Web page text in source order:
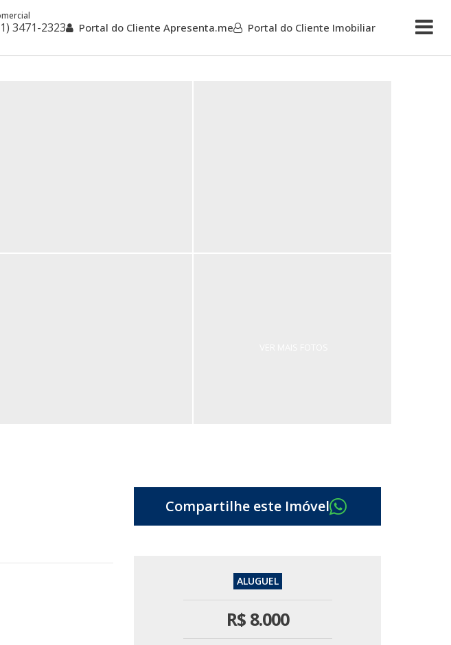
3471-2323 Portal do Cliente Apresenta.me Portal do Cliente Imobiliar
R$8.000